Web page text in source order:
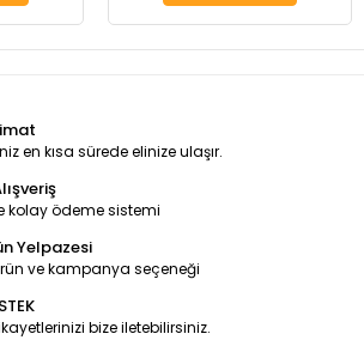
en kısa sürede elinize ulaşır.
kolay ödeme sistemi
Yelpazesi
ve kampanya seçeneği
bize iletebilirsiniz.